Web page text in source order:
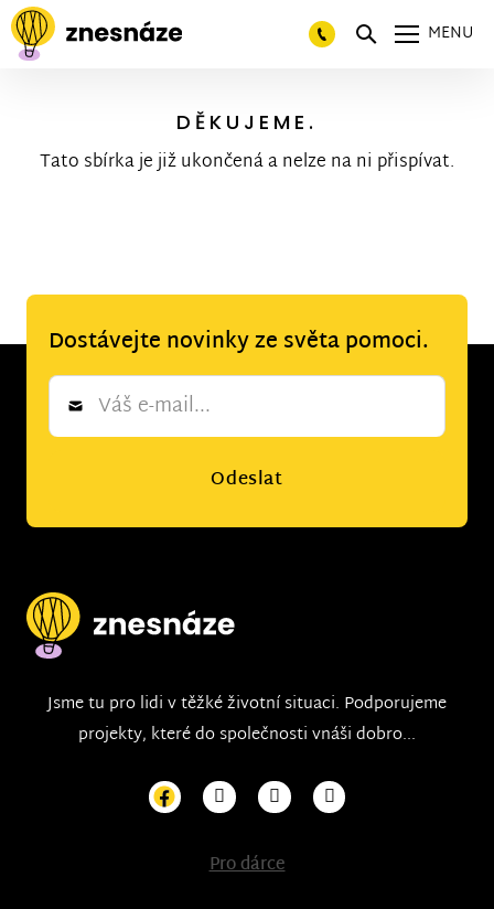
MENU
DĚKUJEME.
Tato sbírka je již ukončená a nelze na ni přispívat.
Dostávejte novinky ze světa pomoci.
Newsletter
Odeslat
Jsme tu pro lidi v těžké životní situaci. Podporujeme
projekty, které do společnosti vnáši dobro...
Pro dárce